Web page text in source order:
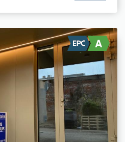
Appartement
5 m²
75 m²